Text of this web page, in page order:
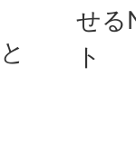
せる
ト